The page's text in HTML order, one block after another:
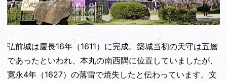
弘前城は慶長16年（1611）に完成。築城当初の天守は五層
であったといわれ、本丸の南西隅に位置していましたが、
寛永4年（1627）の落雷で焼失したと伝わっています。文